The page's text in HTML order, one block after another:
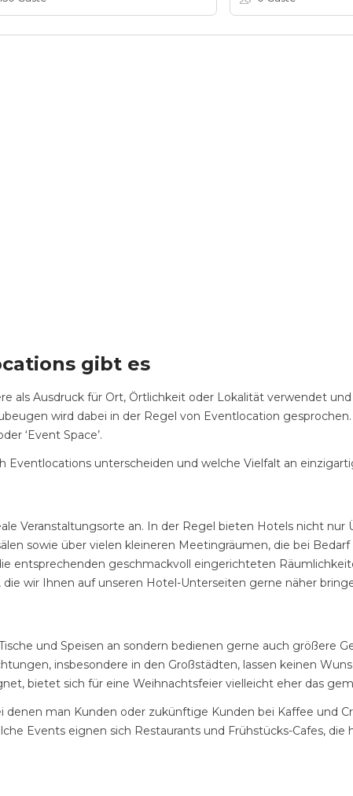
gibt es
als Ausdruck für Ort, Örtlichkeit oder Lokalität verwendet
wird dabei in der Regel von Eventlocation
‘Event Space’.
unterscheiden und welche Vielfalt an
Veranstaltungsorte an. In der Regel bieten Hotels nicht
sowie über vielen kleineren Meetingräumen, die bei
entsprechenden geschmackvoll eingerichteten
wir Ihnen auf unseren Hotel-Unterseiten gerne näher
und Speisen an sondern bedienen gerne auch größere
insbesondere in den Großstädten, lassen keinen
bietet sich für eine Weihnachtsfeier vielleicht eher das
man Kunden oder zukünftige Kunden bei Kaffee und
Events eignen sich Restaurants und Frühstücks-Cafes,